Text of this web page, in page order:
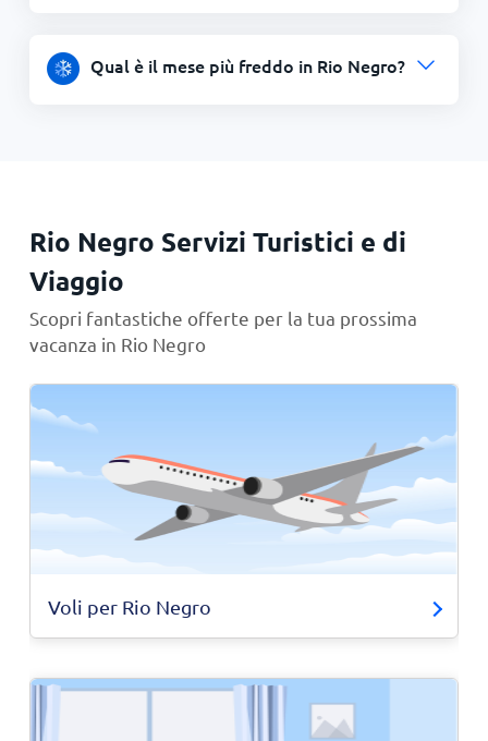
Qual è il mese più freddo in Rio Negro?
Rio Negro Servizi Turistici e di
Viaggio
Scopri fantastiche offerte per la tua prossima
vacanza in Rio Negro
Voli per Rio Negro